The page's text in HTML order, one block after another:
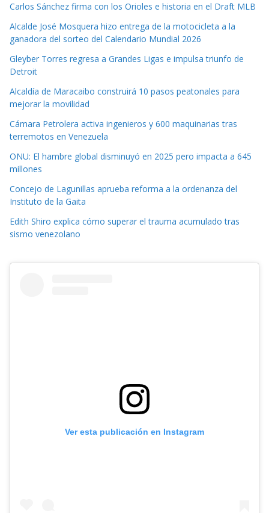
Carlos Sánchez firma con los Orioles e historia en el Draft MLB
Alcalde José Mosquera hizo entrega de la motocicleta a la
ganadora del sorteo del Calendario Mundial 2026
Gleyber Torres regresa a Grandes Ligas e impulsa triunfo de
Detroit
Alcaldía de Maracaibo construirá 10 pasos peatonales para
mejorar la movilidad
Cámara Petrolera activa ingenieros y 600 maquinarias tras
terremotos en Venezuela
ONU: El hambre global disminuyó en 2025 pero impacta a 645
millones
Concejo de Lagunillas aprueba reforma a la ordenanza del
Instituto de la Gaita
Edith Shiro explica cómo superar el trauma acumulado tras
sismo venezolano
Ver esta publicación en Instagram